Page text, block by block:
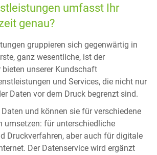
umfasst Ihr
genau?
gruppieren sich gegenwärtig in
ganz wesentliche, ist der
bieten unserer Kundschaft
und Services, die nicht nur
Daten vor dem Druck begrenzt sind.
und können sie für verschiedene
umsetzen: für unterschiedliche
Druckverfahren, aber auch für digitale
Der Datenservice wird ergänzt